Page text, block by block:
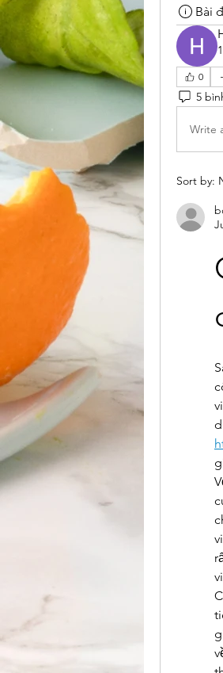
Bài
0
5
Write
Sort by: